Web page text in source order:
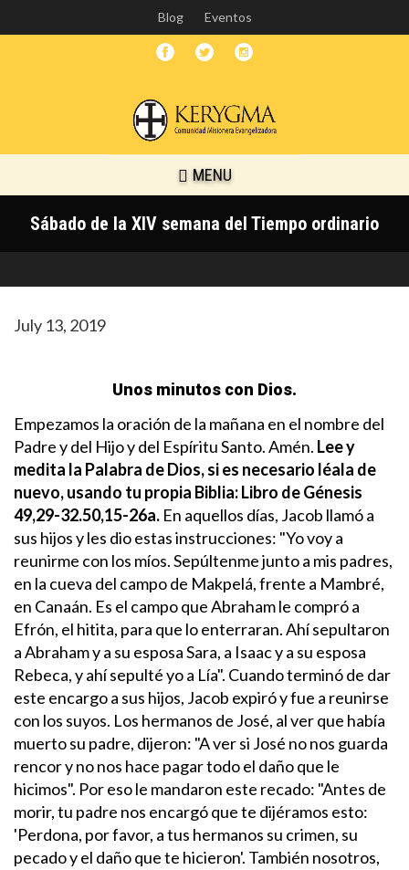
Skip
to
main
Blog Eventos
MENU
Sábado de la XIV semana del Tiempo ordinario
July 13, 2019
Unos minutos con Dios.
Empezamos la oración de la mañana en el nombre del
Padre y del Hijo y del Espíritu Santo. Amén. Lee y
medita la Palabra de Dios, si es necesario léala de
nuevo, usando tu propia Biblia:Libro de Génesis
49,29-32.50,15-26a. En aquellos días, Jacob llamó a
sus hijos y les dio estas instrucciones: "Yo voy a
reunirme con los míos. Sepúltenme junto a mis padres,
en la cueva del campo de Makpelá, frente a Mambré,
en Canaán. Es el campo que Abraham le compró a
Efrón, el hitita, para que lo enterraran. Ahí sepultaron
a Abraham y a su esposa Sara, a Isaac y a su esposa
Rebeca, y ahí sepulté yo a Lía". Cuando terminó de dar
este encargo a sus hijos, Jacob expiró y fue a reunirse
con los suyos. Los hermanos de José, al ver que había
muerto su padre, dijeron: "A ver si José no nos guarda
rencor y no nos hace pagar todo el daño que le
hicimos". Por eso le mandaron este recado: "Antes de
morir, tu padre nos encargó que te dijéramos esto:
'Perdona, por favor, a tus hermanos su crimen, su
pecado y el daño que te hicieron'. También nosotros,